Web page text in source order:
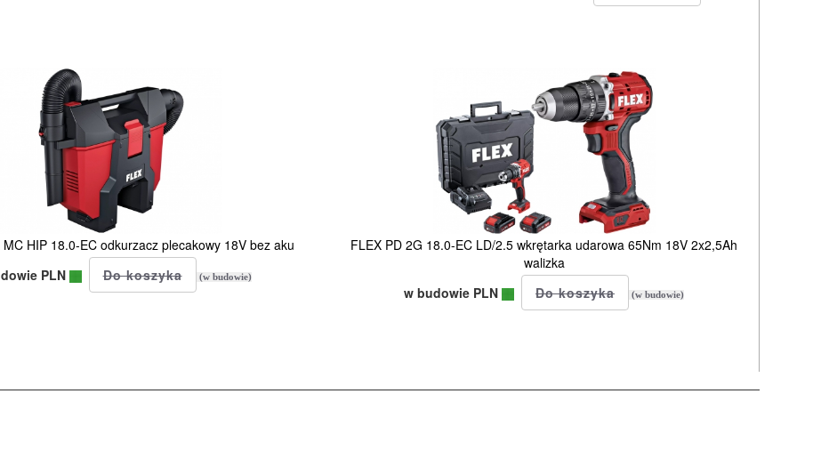
MC HIP 18.0-EC odkurzacz plecakowy 18V bez aku
PLN
(w budowie)
FLEX PD 2G 18.0-EC LD/2.5 wkrętarka udarowa 65Nm 18V 2x2,5Ah
walizka
w budowie PLN
(w budowie)